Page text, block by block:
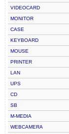
VIDEOCARD
MONITOR
CASE
KEYBOARD
MOUSE
PRINTER
LAN
UPS
CD
SB
M-MEDIA
WEBCAMERA